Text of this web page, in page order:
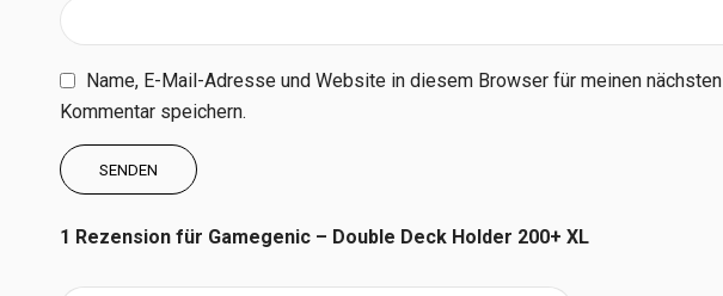
1 Rezension für Gamegenic – Double Deck Holder 200+ XL
Name, E-Mail-Adresse und Website in diesem Browser für meinen nächsten
Kommentar speichern.